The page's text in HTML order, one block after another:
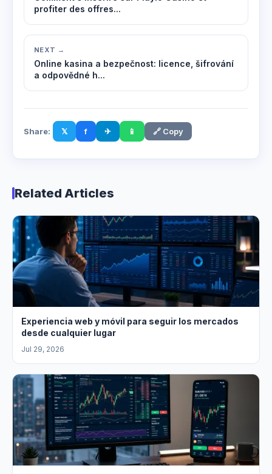
profiter des offres...
NEXT →
Online kasina a bezpečnost: licence, šifrování
a odpovědné h...
Share: 𝕏 f ✈ 📱 🔗 Copy
Related Articles
Experiencia web y móvil para seguir los mercados
desde cualquier lugar
Jul 29, 2026